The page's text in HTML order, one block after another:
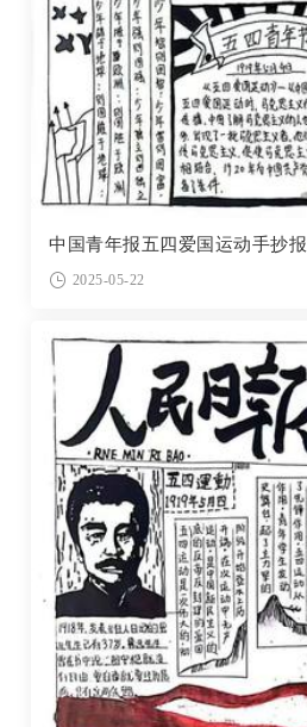
中国青年报五四爱国运动手抄报
2025-05-22